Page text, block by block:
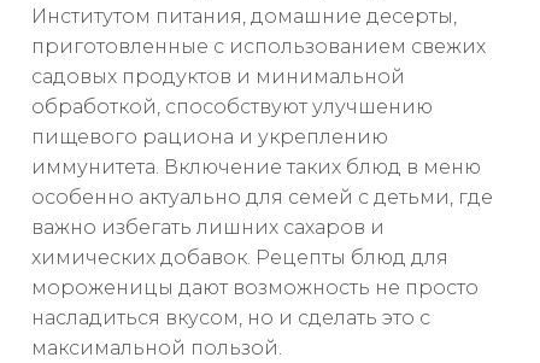
Институтом питания, домашние десерты,
приготовленные с использованием свежих
садовых продуктов и минимальной
обработкой, способствуют улучшению
пищевого рациона и укреплению
иммунитета. Включение таких блюд в меню
особенно актуально для семей с детьми, где
важно избегать лишних сахаров и
химических добавок. Рецепты блюд для
мороженицы дают возможность не просто
насладиться вкусом, но и сделать это с
максимальной пользой.